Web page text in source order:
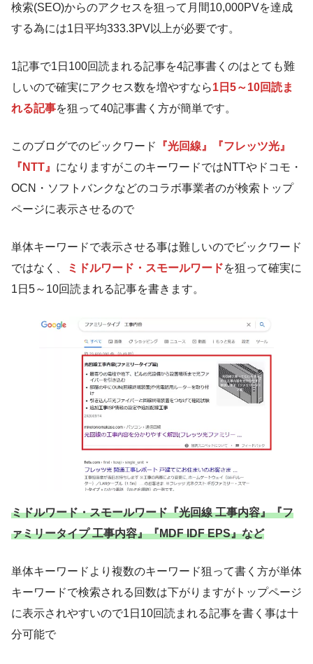
検索(SEO)からのアクセスを狙って月間10,000PVを達成
する為には1日平均333.3PV以上が必要です。
1記事で1日100回読まれる記事を4記事書くのはとても難
しいので確実にアクセス数を増やすなら1日5～10回読ま
れる記事を狙って40記事書く方が簡単です。
このブログでのビックワード
『光回線』『フレッツ光』
『NTT』 になりますがこのキーワードではNTTやドコモ・
OCN・ソフトバンクなどのコラボ事業者のが検索トップ
ページに表示させるので
単体キーワードで表示させる事は難しいのでビックワード
ではなく、
ミドルワード・スモールワードを狙って確実に
1日5～10回読まれる記事を書きます。
ミドルワード・スモールワード『光回線 工事内容』『フ
ァミリータイプ 工事内容』『MDF IDF EPS』など
単体キーワードより複数のキーワード狙って書く方が単体
キーワードで検索される回数は下がりますがトップページ
に表示されやすいので1日10回読まれる記事を書く事は十
分可能で